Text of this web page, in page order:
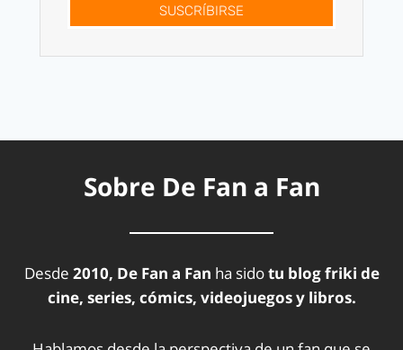
SUSCRÍBIRSE
Sobre De Fan a Fan
Desde 2010, De Fan a Fan ha sidotu blog friki de
cine, series, cómics, videojuegos y libros.